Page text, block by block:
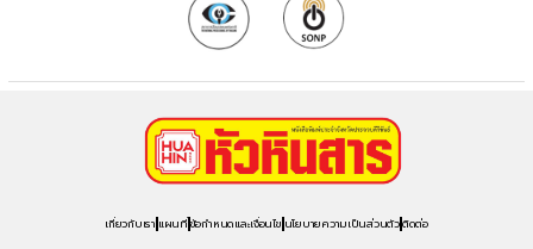
เกี่ยวกับเรา แผนที่ ข้อกำหนดและเงื่อนไข นโยบายความเป็นส่วนตัวติดต่อ